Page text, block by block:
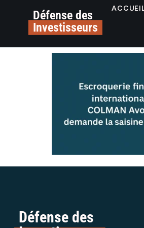
Défense des
Investisseurs
Saisine
luxtious
Défense des